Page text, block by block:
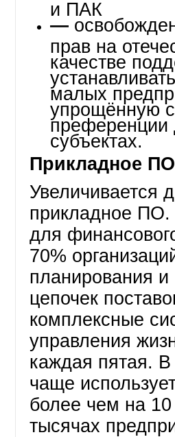
и ПАК
—
прав на
качестве
малых
упрощённую
преференции
субъектах.
Прикладное ПО
Увеличивается
прикладное
для
70%
планирования и
цепочек
комплексные
управления
каждая пятая. В
чаще
более чем на
тысячах